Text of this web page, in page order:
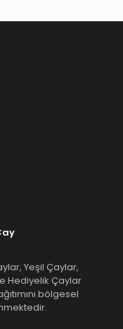
Yeşil Çaylar,
Hediyelik Çaylar
bölgesel